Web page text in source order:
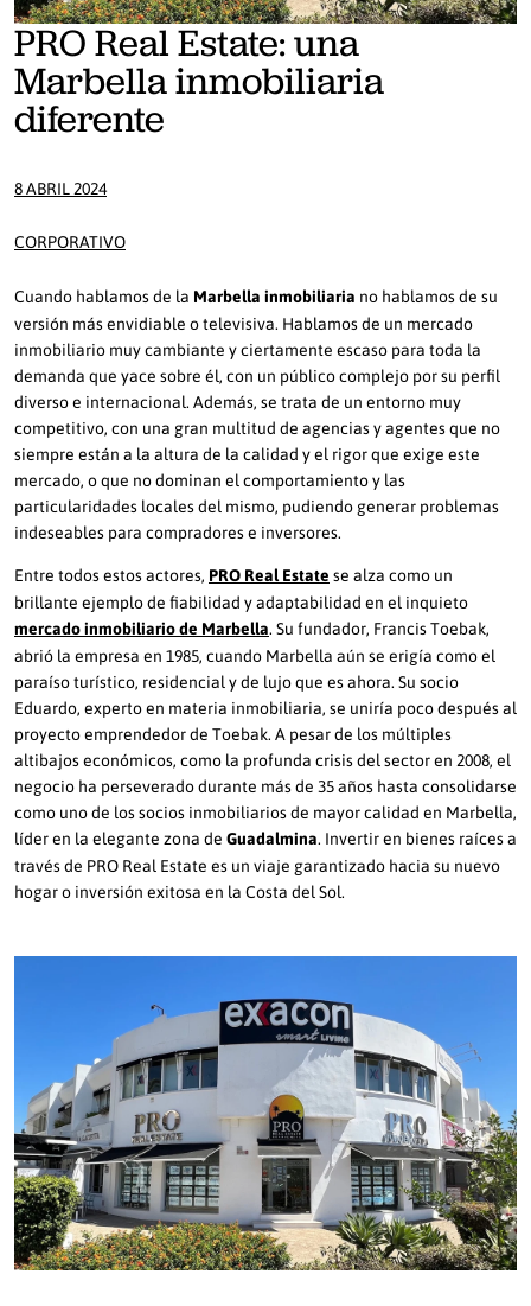
PRO Real Estate: una
Marbella inmobiliaria
diferente
8 ABRIL 2024
CORPORATIVO
Cuando hablamos de la Marbella inmobiliaria no hablamos de su
versión más envidiable o televisiva. Hablamos de un mercado
inmobiliario muy cambiante y ciertamente escaso para toda la
demanda que yace sobre él, con un público complejo por su perfil
diverso e internacional. Además, se trata de un entorno muy
competitivo, con una gran multitud de agencias y agentes que no
siempre están a la altura de la calidad y el rigor que exige este
mercado, o que no dominan el comportamiento y las
particularidades locales del mismo, pudiendo generar problemas
indeseables para compradores e inversores.
Entre todos estos actores, PRO Real Estate se alza como un
brillante ejemplo de fiabilidad y adaptabilidad en el inquieto
mercado inmobiliario de Marbella. Su fundador, Francis Toebak,
abrió la empresa en 1985, cuando Marbella aún se erigía como el
paraíso turístico, residencial y de lujo que es ahora. Su socio
Eduardo, experto en materia inmobiliaria, se uniría poco después al
proyecto emprendedor de Toebak. A pesar de los múltiples
altibajos económicos, como la profunda crisis del sector en 2008, el
negocio ha perseverado durante más de 35 años hasta consolidarse
como uno de los socios inmobiliarios de mayor calidad en Marbella,
líder en la elegante zona de Guadalmina. Invertir en bienes raíces a
través de PRO Real Estate es un viaje garantizado hacia su nuevo
hogar o inversión exitosa en la Costa del Sol.